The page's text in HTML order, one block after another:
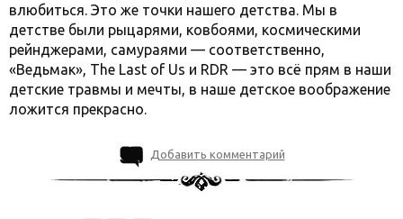
влюбиться. Это же точки нашего детства. Мы в
детстве были рыцарями, ковбоями, космическими
рейнджерами, самураями — соответственно,
«Ведьмак», The Last of Us и RDR — это всё прям в наши
детские травмы и мечты, в наше детское воображение
ложится прекрасно.
Добавить комментарий